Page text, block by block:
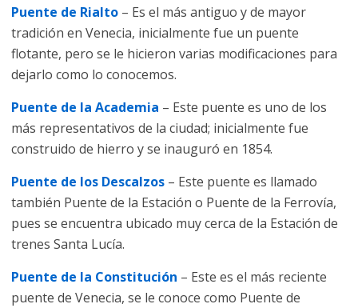
Puente de Rialto – Es el más antiguo y de mayor
tradición en Venecia, inicialmente fue un puente
flotante, pero se le hicieron varias modificaciones para
dejarlo como lo conocemos.
Puente de la Academia – Este puente es uno de los
más representativos de la ciudad; inicialmente fue
construido de hierro y se inauguró en 1854.
Puente de los Descalzos – Este puente es llamado
también Puente de la Estación o Puente de la Ferrovía,
pues se encuentra ubicado muy cerca de la Estación de
trenes Santa Lucía.
Puente de la Constitución – Este es el más reciente
puente de Venecia, se le conoce como Puente de